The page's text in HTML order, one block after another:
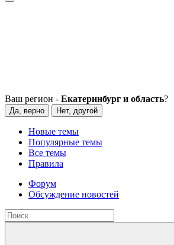
Ваш регион - Екатеринбург и область?
Да, верно Нет, другой
Новые темы
Популярные темы
Все темы
Правила
Форум
Обсуждение новостей